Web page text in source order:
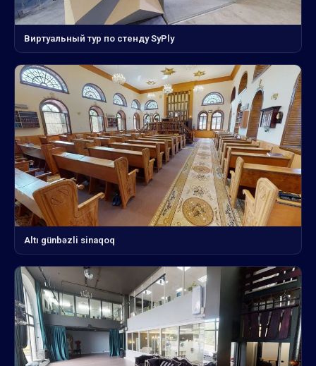
Виртуальный тур по стенду SyPly
Altı günbəzli sinaqoq